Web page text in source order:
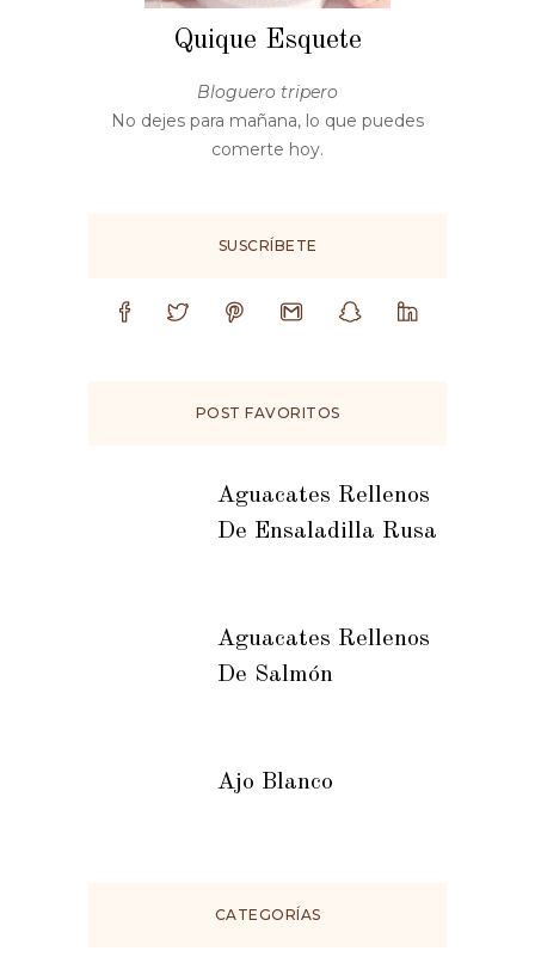
Quique Esquete
Bloguero tripero
No dejes para mañana, lo que puedes
comerte hoy.
SUSCRÍBETE
POST FAVORITOS
Aguacates Rellenos
De Ensaladilla Rusa
Aguacates Rellenos
De Salmón
Ajo Blanco
CATEGORÍAS